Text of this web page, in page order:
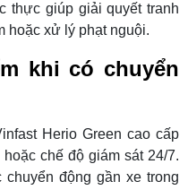
thực giúp giải quyết tranh
hoặc xử lý phạt nguội.
khi có chuyển
Herio Green cao cấp
chế độ giám sát 24/7.
động gần xe trong